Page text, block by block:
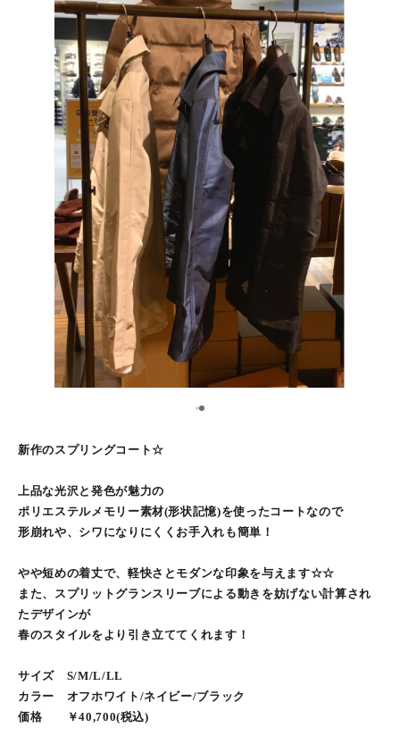
1
新作のスプリングコート☆
上品な光沢と発色が魅力の
ポリエステルメモリー素材(形状記憶)を使ったコートなので
形崩れや、シワになりにくくお手入れも簡単！
やや短めの着丈で、軽快さとモダンな印象を与えます☆☆
また、スプリットグランスリーブによる動きを妨げない計算され
たデザインが
春のスタイルをより引き立ててくれます！
サイズ S/M/L/LL
カラー オフホワイト/ネイビー/ブラック
価格 ￥40,700(税込)